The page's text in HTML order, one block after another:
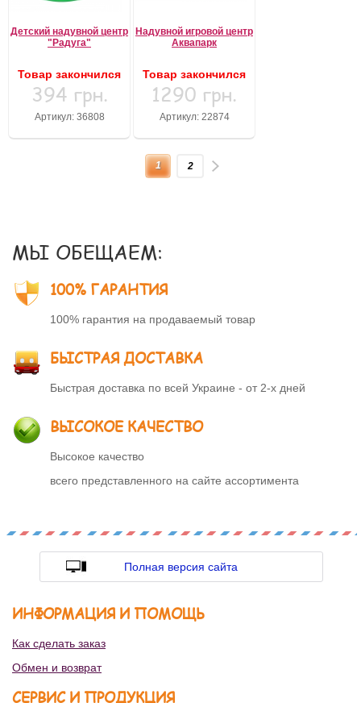
Детский надувной центр
"Радуга"
Товар закончился
394 грн.
Артикул: 36808
Надувной игровой центр
Аквапарк
Товар закончился
1290 грн.
Артикул: 22874
1 2
МЫ ОБЕЩАЕМ:
100% ГАРАНТИЯ
100% гарантия на продаваемый товар
БЫСТРАЯ ДОСТАВКА
Быстрая доставка по всей Украине - от 2-х дней
ВЫСОКОЕ КАЧЕСТВО
Высокое качество
всего представленного на сайте ассортимента
Полная версия сайта
ИНФОРМАЦИЯ И ПОМОЩЬ
Как сделать заказ
Обмен и возврат
СЕРВИС И ПРОДУКЦИЯ